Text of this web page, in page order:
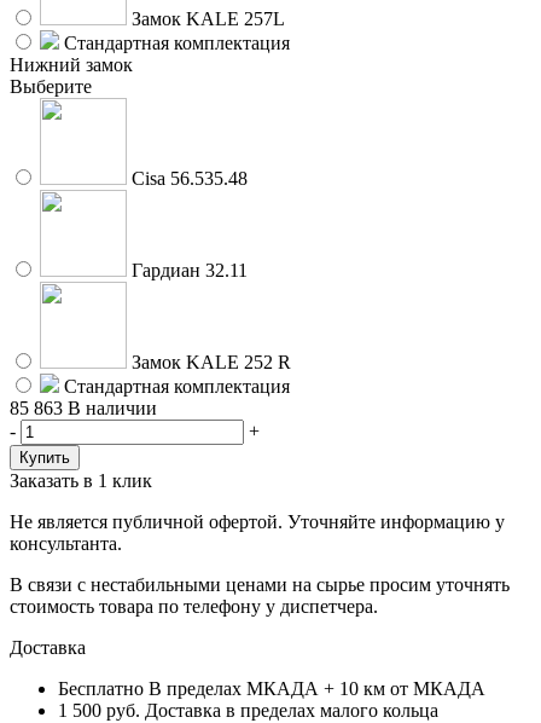
Замок KALE 257L
Стандартная комплектация
Нижний замок
Выберите
Cisa 56.535.48
Гардиан 32.11
Замок KALE 252 R
Стандартная комплектация
85 863 В наличии
-
+
Заказать в 1 клик
Не является публичной офертой. Уточняйте информацию у
консультанта.
В связи с нестабильными ценами на сырье просим уточнять
стоимость товара по телефону у диспетчера.
Доставка
Бесплатно В пределах МКАДА + 10 км от МКАДА
1 500 руб. Доставка в пределах малого кольца